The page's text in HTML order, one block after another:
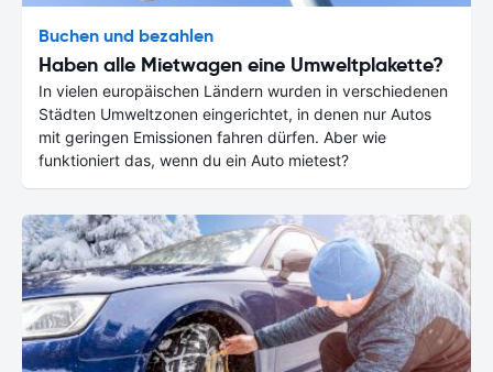
Buchen und bezahlen
Haben alle Mietwagen eine Umweltplakette?
In vielen europäischen Ländern wurden in verschiedenen
Städten Umweltzonen eingerichtet, in denen nur Autos
mit geringen Emissionen fahren dürfen. Aber wie
funktioniert das, wenn du ein Auto mietest?